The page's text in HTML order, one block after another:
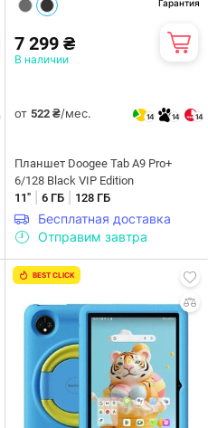
Гарантия
7 299 ₴
В наличии
от 522 ₴/мес. 14 14 14
Планшет Doogee Tab A9 Pro+
6/128 Black VIP Edition
11"
6 ГБ 128 ГБ
Бесплатная доставка
Отправим завтра
BEST CLICK